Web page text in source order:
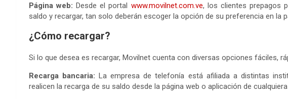
Página web: Desde el portal www.movilnet.com.ve, los clientes prepagos
saldo y recargar, tan solo deberán escoger la opción de su preferencia en la
¿Cómo recargar?
Si lo que desea es recargar, Movilnet cuenta con diversas opciones fáciles,
Recarga bancaria: La empresa de telefonía está afiliada a distintas
realicen la recarga de su saldo desde la página web o aplicación de